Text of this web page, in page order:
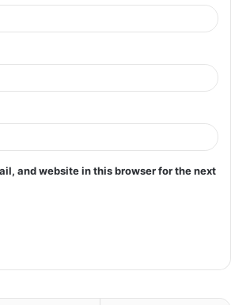
and website in this browser for the next